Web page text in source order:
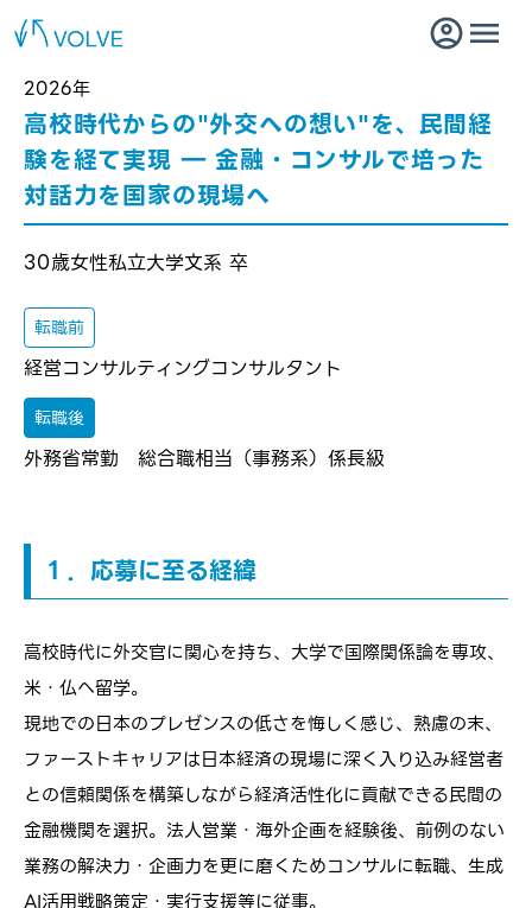
2026年
高校時代からの"外交への想い"を、民間経
験を経て実現 ― 金融・コンサルで培った
対話力を国家の現場へ
30歳女性私立大学文系 卒
転職前
経営コンサルティングコンサルタント
転職後
外務省常勤 総合職相当（事務系） 係長級
１．応募に至る経緯
高校時代に外交官に関心を持ち、大学で国際関係論を専攻、
米・仏へ留学。
現地での日本のプレゼンスの低さを悔しく感じ、熟慮の末、
ファーストキャリアは日本経済の現場に深く入り込み経営者
との信頼関係を構築しながら経済活性化に貢献できる民間の
金融機関を選択。法人営業・海外企画を経験後、前例のない
業務の解決力・企画力を更に磨くためコンサルに転職、生成
AI活用戦略策定・実行支援等に従事。